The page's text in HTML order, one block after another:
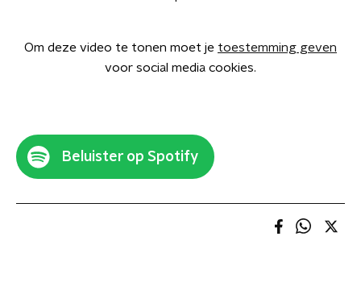
Om deze video te tonen moet je toestemming geven
voor social media cookies.
Beluister op Spotify